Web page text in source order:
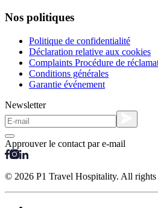
Nos politiques
Politique de confidentialité
Déclaration relative aux cookies
Complaints Procédure de
Conditions générales
Garantie événement
Newsletter
Approuver le contact par e-mail
© 2026 P1 Travel Hospitality. All rights